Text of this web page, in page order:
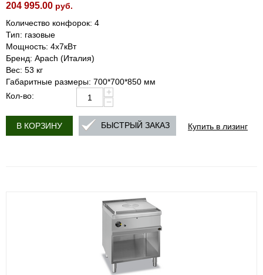
204 995.00 руб.
Количество конфорок: 4
Тип: газовые
Мощность: 4х7кВт
Бренд: Apach (Италия)
Вес: 53 кг
Габаритные размеры: 700*700*850 мм
Кол-во:
+
−
В КОРЗИНУ Купить в лизинг
БЫСТРЫЙ ЗАКАЗ